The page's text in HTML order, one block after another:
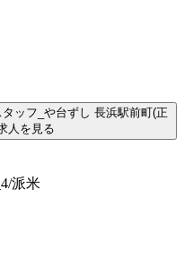
ッフ_や台ずし 長浜駅前町(正
人を見る
派米